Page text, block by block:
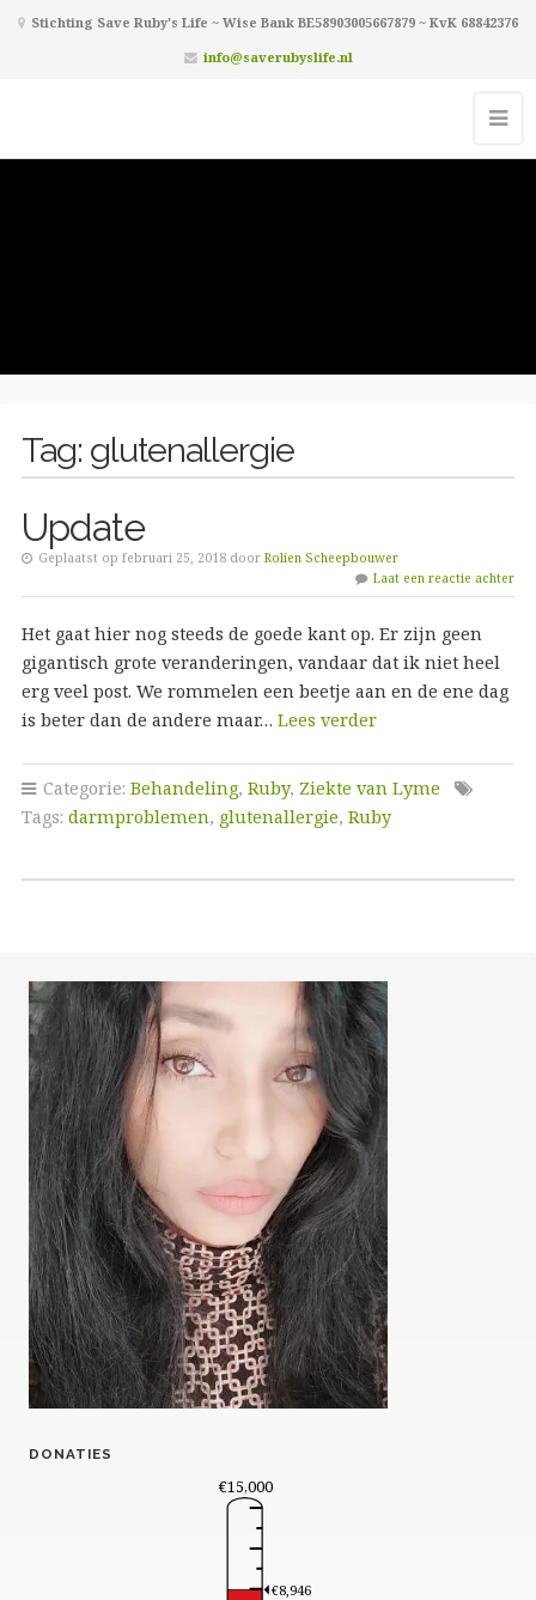
Stichting Save Ruby's Life ~ Wise Bank BE58903005667879 ~ KvK 68842376
info@saverubyslife.nl
Tag: glutenallergie
Update
Geplaatst op februari 25, 2018 door Rolien Scheepbouwer
Laat een reactie achter
Het gaat hier nog steeds de goede kant op. Er zijn geen
gigantisch grote veranderingen, vandaar dat ik niet heel
erg veel post. We rommelen een beetje aan en de ene dag
is beter dan de andere maar… Lees verder
Categorie: Behandeling, Ruby, Ziekte van Lyme
Tags: darmproblemen, glutenallergie, Ruby
DONATIES
€15,000
€8,946